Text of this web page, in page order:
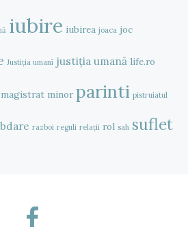
iubire iubirea joaca joc
Justiția umanî justiția umană life.ro
magistrat minor parinti pistruiatul
razboi reguli relații rol sah suflet